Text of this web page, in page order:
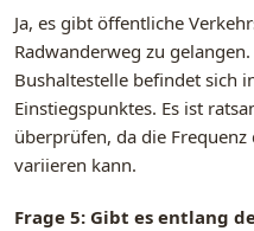
Ja, es gibt öffentliche
Radwanderweg zu
Bushaltestelle befindet sich
Einstiegspunktes. Es ist
überprüfen, da die Frequenz
variieren kann.
Frage 5: Gibt es entlang